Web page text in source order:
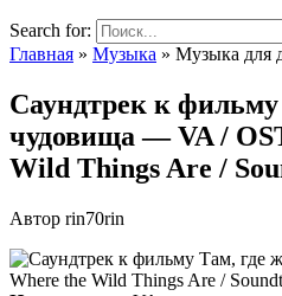
Search for:
Главная » Музыка » Музыка для
Саундтрек к
чудовища — VA /
Wild Things Are /
Автор rin70rin